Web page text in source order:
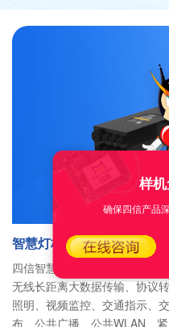
智慧灯杆网关
四信智慧灯杆网关利用5G运
无线长距离大数据传输、协议
照明、视频监控、交通指示、
布、公共广播、公共WLAN、
样
确保四信产品